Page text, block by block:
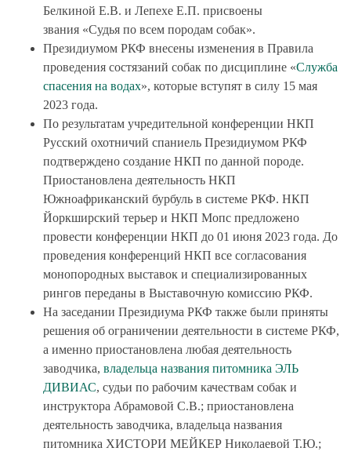
Белкиной Е.В. и Лепехе Е.П. присвоены
звания «Судья по всем породам собак».
Президиумом РКФ внесены изменения в Правила
проведения состязаний собак по дисциплине «Служба
спасения на водах», которые вступят в силу 15 мая
2023 года.
По результатам учредительной конференции НКП
Русский охотничий спаниель Президиумом РКФ
подтверждено создание НКП по данной породе.
Приостановлена деятельность НКП
Южноафриканский бурбуль в системе РКФ. НКП
Йоркширский терьер и НКП Мопс предложено
провести конференции НКП до 01 июня 2023 года. До
проведения конференций НКП все согласования
монопородных выставок и специализированных
рингов переданы в Выставочную комиссию РКФ.
На заседании Президиума РКФ также были приняты
решения об ограничении деятельности в системе РКФ,
а именно приостановлена любая деятельность
заводчика, владельца названия питомника ЭЛЬ
ДИВИАС, судьи по рабочим качествам собак и
инструктора Абрамовой С.В.; приостановлена
деятельность заводчика, владельца названия
питомника ХИСТОРИ МЕЙКЕР Николаевой Т.Ю.;